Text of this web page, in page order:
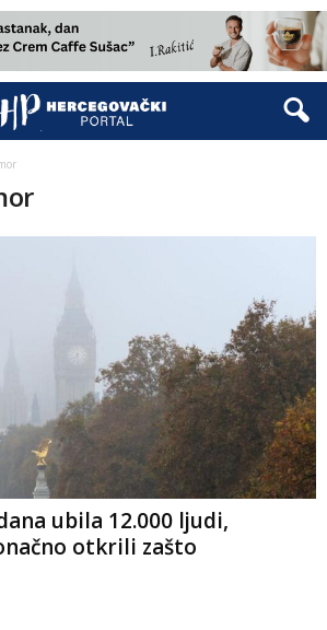
ubila 12.000 ljudi,
otkrili zašto